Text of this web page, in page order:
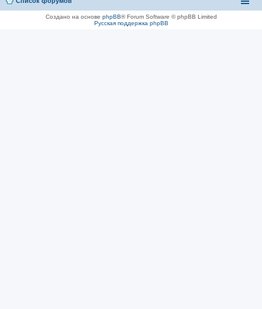
Создано на основе phpBB® Forum Software © phpBB Limited
Русская поддержка phpBB